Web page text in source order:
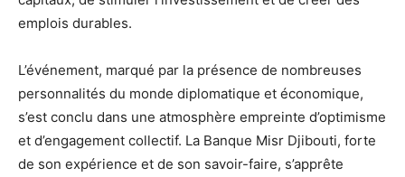
emplois durables.
L’événement, marqué par la présence de nombreuses
personnalités du monde diplomatique et économique,
s’est conclu dans une atmosphère empreinte d’optimisme
et d’engagement collectif. La Banque Misr Djibouti, forte
de son expérience et de son savoir-faire, s’apprête